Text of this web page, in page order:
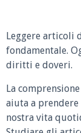
Leggere articoli
fondamentale.
diritti e doveri.
La
aiuta a
nostra vita